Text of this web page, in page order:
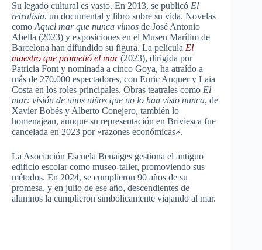
Su legado cultural es vasto. En 2013, se publicó El
retratista, un documental y libro sobre su vida. Novelas
comoAquel mar que nunca vimos de José Antonio
Abella (2023) y exposiciones en el Museu Marítim de
Barcelona han difundido su figura. La película El
maestro que prometió el mar(2023), dirigida por
Patricia Font y nominada a cinco Goya, ha atraído a
más de 270.000 espectadores, con Enric Auquer y Laia
Costa en los roles principales. Obras teatrales como El
mar: visión de unos niños que no lo han visto nunca, de
Xavier Bobés y Alberto Conejero, también lo
homenajean, aunque su representación en Briviesca fue
cancelada en 2023 por «razones económicas».
La Asociación Escuela Benaiges gestiona el antiguo
edificio escolar como museo-taller, promoviendo sus
métodos. En 2024, se cumplieron 90 años de su
promesa, y en julio de ese año, descendientes de
alumnos la cumplieron simbólicamente viajando al mar.